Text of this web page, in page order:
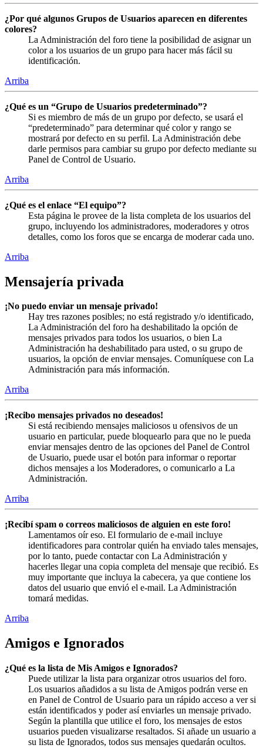
¿Por qué algunos Grupos de Usuarios aparecen en diferentes
colores?
La Administración del foro tiene la posibilidad de asignar un
color a los usuarios de un grupo para hacer más fácil su
identificación.
Arriba
¿Qué es un “Grupo de Usuarios predeterminado”?
Si es miembro de más de un grupo por defecto, se usará el
“predeterminado” para determinar qué color y rango se
mostrará por defecto en su perfil. La Administración debe
darle permisos para cambiar su grupo por defecto mediante su
Panel de Control de Usuario.
Arriba
¿Qué es el enlace “El equipo”?
Esta página le provee de la lista completa de los usuarios del
grupo, incluyendo los administradores, moderadores y otros
detalles, como los foros que se encarga de moderar cada uno.
Arriba
Mensajería privada
¡No puedo enviar un mensaje privado!
Hay tres razones posibles; no está registrado y/o identificado,
La Administración del foro ha deshabilitado la opción de
mensajes privados para todos los usuarios, o bien La
Administración ha deshabilitado para usted, o su grupo de
usuarios, la opción de enviar mensajes. Comuníquese con La
Administración para más información.
Arriba
¡Recibo mensajes privados no deseados!
Si está recibiendo mensajes maliciosos u ofensivos de un
usuario en particular, puede bloquearlo para que no le pueda
enviar mensajes dentro de las opciones del Panel de Control
de Usuario, puede usar el botón para informar o reportar
dichos mensajes a los Moderadores, o comunicarlo a La
Administración.
Arriba
¡Recibí spam o correos maliciosos de alguien en este foro!
Lamentamos oír eso. El formulario de e-mail incluye
identificadores para controlar quién ha enviado tales mensajes,
por lo tanto, puede contactar con La Administración y
hacerles llegar una copia completa del mensaje que recibió. Es
muy importante que incluya la cabecera, ya que contiene los
datos del usuario que envió el e-mail. La Administración
tomará medidas.
Arriba
Amigos e Ignorados
¿Qué es la lista de Mis Amigos e Ignorados?
Puede utilizar la lista para organizar otros usuarios del foro.
Los usuarios añadidos a su lista de Amigos podrán verse en
en Panel de Control de Usuario para un rápido acceso a ver si
están identificados y poder así enviarles un mensaje privado.
Según la plantilla que utilice el foro, los mensajes de estos
usuarios pueden visualizarse resaltados. Si añade un usuario a
su lista de Ignorados, todos sus mensajes quedarán ocultos.